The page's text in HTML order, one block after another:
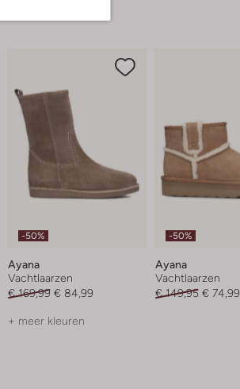
-50%
Ayana
Vachtlaarzen
€ 169,99 € 84,99
+ meer kleuren
-50%
Ayana
Vachtlaarzen
€ 149,95 € 74,99